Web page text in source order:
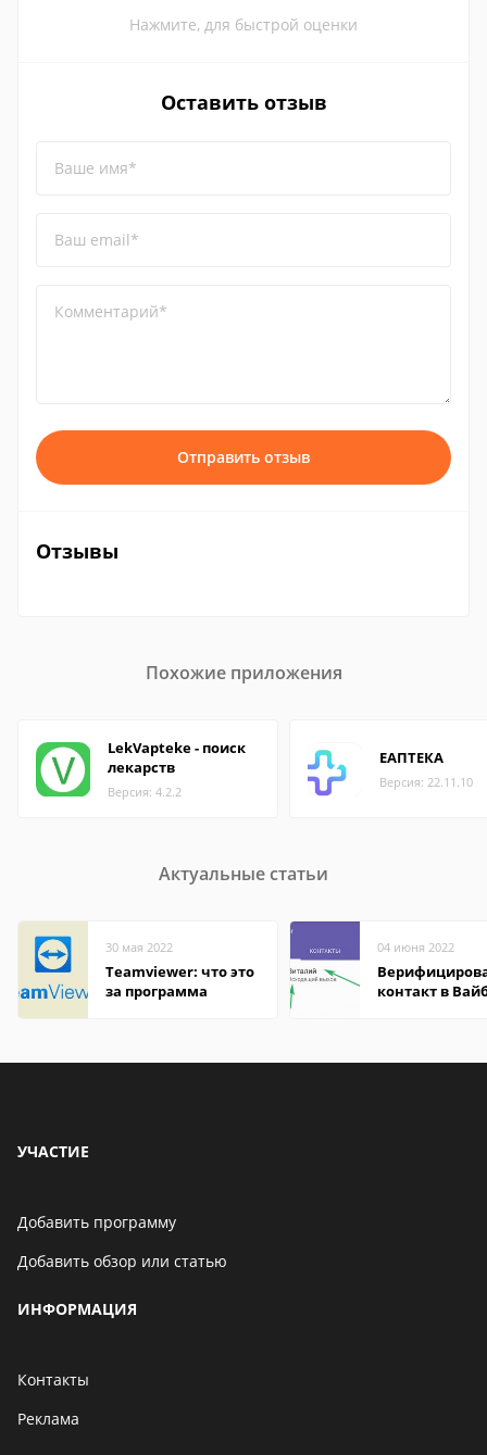
Нажмите, для быстрой оценки
Оставить отзыв
Ваше имя*
Ваш email*
Комментарий*
Отправить отзыв
Отзывы
Похожие приложения
LekVapteke - поиск
лекарств
Версия: 4.2.2
ЕАПТЕКА
Версия: 22.11.10
Актуальные статьи
30 мая 2022
Teamviewer: что это
за программа
04 июня 2022
контакт в
УЧАСТИЕ
Добавить программу
Добавить обзор или статью
ИНФОРМАЦИЯ
Контакты
Реклама